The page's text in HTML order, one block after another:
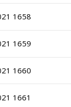
1658
1659
1660
1661